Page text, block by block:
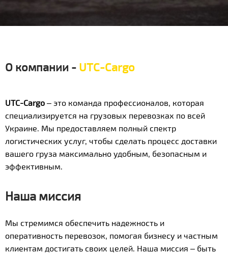
О компании - UTC-Cargo
UTC-Cargo – это команда профессионалов, которая
специализируется на грузовых перевозках по всей
Украине. Мы предоставляем полный спектр
логистических услуг, чтобы сделать процесс доставки
вашего груза максимально удобным, безопасным и
эффективным.
Наша миссия
Мы стремимся обеспечить надежность и
оперативность перевозок, помогая бизнесу и частным
клиентам достигать своих целей. Наша миссия – быть